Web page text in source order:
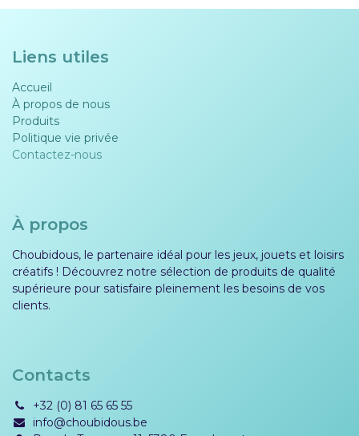
Liens utiles
Accueil
À propos de nous
Produits
Politique vie privée​​
Contactez-nous
À propos
Choubidous, le partenaire idéal pour les jeux, jouets et loisirs
créatifs ! Découvrez notre sélection de produits de qualité
supérieure pour satisfaire pleinement les besoins de vos
clients.
Contacts
+32 (0) 81 65 65 55
info@choubidous.be